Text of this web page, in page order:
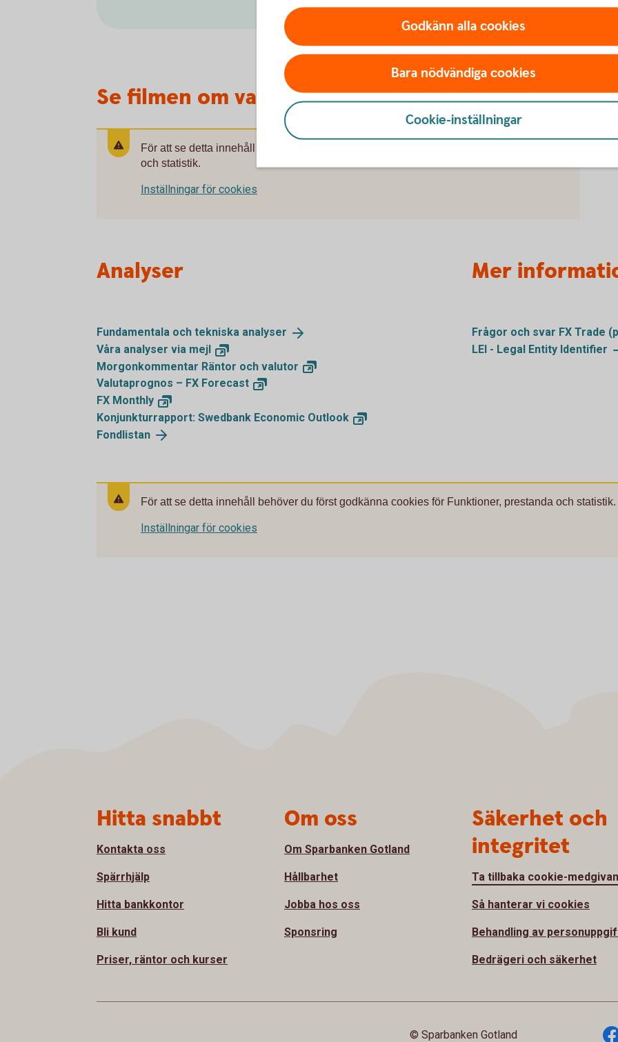
Se filmen om valutariskhantering
För att se detta innehåll behöver du först godkänna cookies för Funktioner, prestanda
och statistik.
Inställningar för cookies
Analyser
Fundamentala och tekniska analyser
Våra analyser via mejl
Morgonkommentar Räntor och valutor
Valutaprognos – FX Forecast
FX Monthly
Konjunkturrapport: Swedbank Economic Outlook
Fondlistan
Mer
Frågor och svar FX Trade
LEI - Legal Entity Identifier
För att se detta innehåll behöver du först godkänna cookies för Funktioner, prestanda och statistik.
Inställningar för cookies
Godkänn alla cookies
Bara nödvändiga cookies
Cookie-inställningar
Hitta snabbt
Kontakta oss
Spärrhjälp
Hitta bankkontor
Bli kund
Priser, räntor och kurser
Om oss
Om Sparbanken Gotland
Hållbarhet
Jobba hos oss
Sponsring
Säkerhet och
integritet
Ta tillbaka cookie-
Så hanterar vi cookies
Behandling av
Bedrägeri och säkerhet
© Sparbanken Gotland